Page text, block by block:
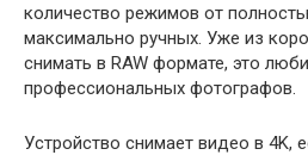
количество режимов от
максимально ручных. Уже из
снимать в RAW формате, это
профессиональных фотографов.
Устройство снимает видео в 4K,